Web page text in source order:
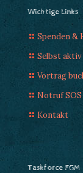
Wichtige Links
Spenden &
Selbst
Vortrag
Notruf
Kontakt
Taskforce FGM